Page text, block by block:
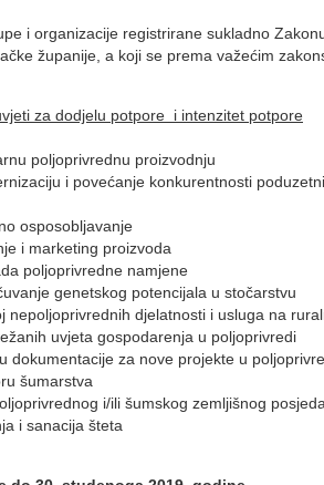
i organizacije registrirane sukladno
županije, a koji se prema važećim
za dodjelu potpore i intenzitet potpore
poljoprivrednu proizvodnju
i povećanje konkurentnosti
osposobljavanje
i marketing proizvoda
poljoprivredne namjene
genetskog potencijala u stočarstvu
nepoljoprivrednih djelatnosti i usluga na
uvjeta gospodarenja u poljoprivredi
dokumentacije za nove projekte u
šumarstva
i/ili šumskog zemljišnog posjeda
i sanacija šteta